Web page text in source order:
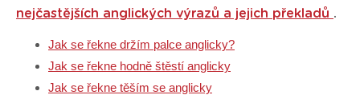
nejčastějších anglických výrazů a jejich překladů .
Jak se řekne držím palce anglicky?
Jak se řekne hodně štěstí anglicky
Jak se řekne těším se anglicky